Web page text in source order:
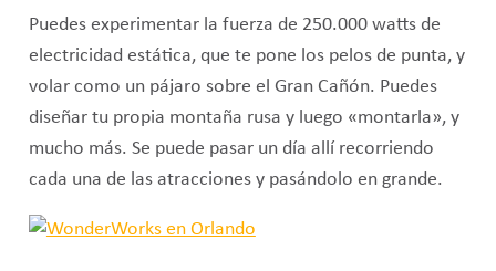
Puedes experimentar la fuerza de 250.000 watts de
electricidad estática, que te pone los pelos de punta, y
volar como un pájaro sobre el Gran Cañón. Puedes
diseñar tu propia montaña rusa y luego «montarla», y
mucho más. Se puede pasar un día allí recorriendo
cada una de las atracciones y pasándolo en grande.